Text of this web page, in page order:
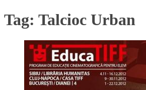
Tag: Talcioc Urban